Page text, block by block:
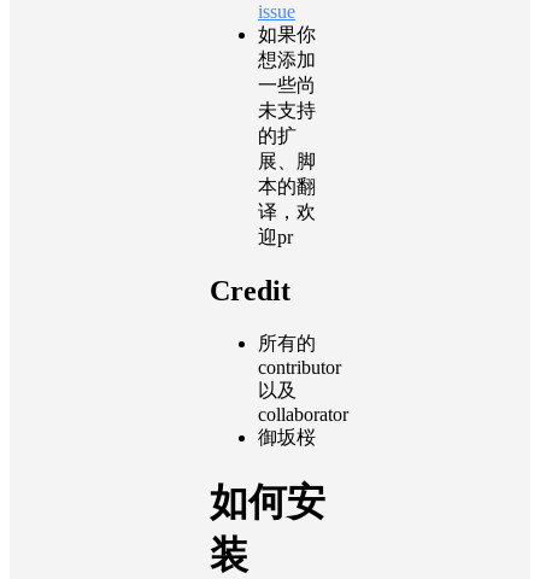
issue
如果你
想添加
一些尚
未支持
的扩
展、脚
本的翻
译，欢
迎pr
Credit
所有的
contributor
以及
collaborator
御坂桜
如何安
装